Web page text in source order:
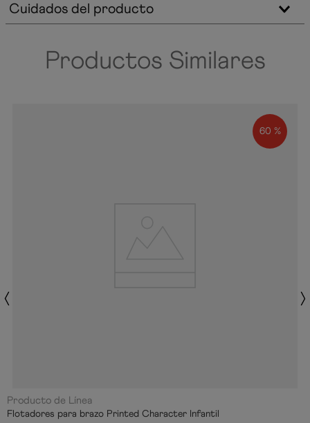
Cuidados del producto
Productos Similares
60 %
Producto de Línea
Flotadores para brazo Printed Character Infantil